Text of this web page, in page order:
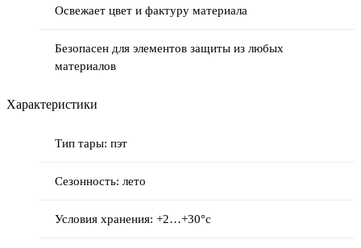
Освежает цвет и фактуру материала
Безопасен для элементов защиты из любых
материалов
Характеристики
Тип тары: пэт
Сезонность: лето
Условия хранения: +2…+30°с